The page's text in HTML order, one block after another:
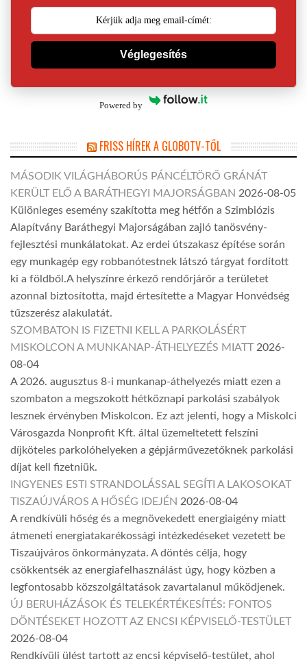
Véglegesítés
Powered by
FRISS HÍREK A GLOBOTV-TŐL
MÁSODIK VILÁGHÁBORÚS PÁNCÉLTÖRŐ GRÁNÁT
KERÜLT ELŐ A BARÁTHEGYI MAJORSÁGBAN 2026-08-05
Különleges esemény szakította meg hétfőn a Szimbiózis
Alapítvány Baráthegyi Majorságában zajló tanösvény-
fejlesztési munkálatokat. Az erdei útszakasz építése során
egy munkagép egy robbanótestnek látszó tárgyat fordított
ki a földből.A helyszínre érkező rendőrjárőr a területet
azonnal biztosította, majd értesítette a Magyar Honvédség
tűzszerész alakulatát.
SZOMBATON IS FIZETNI KELL A PARKOLÁSÉRT
MISKOLCON A MUNKANAP-ÁTHELYEZÉS MIATT 2026-
08-04
A 2026. augusztus 8-i munkanap-áthelyezés miatt ezen a
szombaton a megszokott hétköznapi parkolási szabályok
lesznek érvényben Miskolcon. Ez azt jelenti, hogy a Miskolci
Városgazda Nonprofit Kft. által üzemeltetett felszíni
díjköteles parkolóhelyeken a gépjárművezetőknek parkolási
díjat kell fizetniük.
INGYENES ESTI STRANDOLÁSSAL SEGÍTI A LAKOSOKAT
TISZAÚJVÁROS A HŐSÉG IDEJÉN 2026-08-04
A rendkívüli hőség és a megnövekedett energiaigény miatt
átmeneti energiatakarékossági intézkedéseket vezetett be
Tiszaújváros önkormányzata. A döntés célja, hogy
csökkentsék az energiafelhasználást úgy, hogy közben a
legfontosabb közszolgáltatások zavartalanul működjenek.
ÚJ BERUHÁZÁSOK ÉS TELEKÉRTÉKESÍTÉS: FONTOS
DÖNTÉSEKET HOZOTT AZ ENCSI KÉPVISELŐ-TESTÜLET
2026-08-04
Rendkívüli ülést tartott az encsi képviselő-testület, ahol